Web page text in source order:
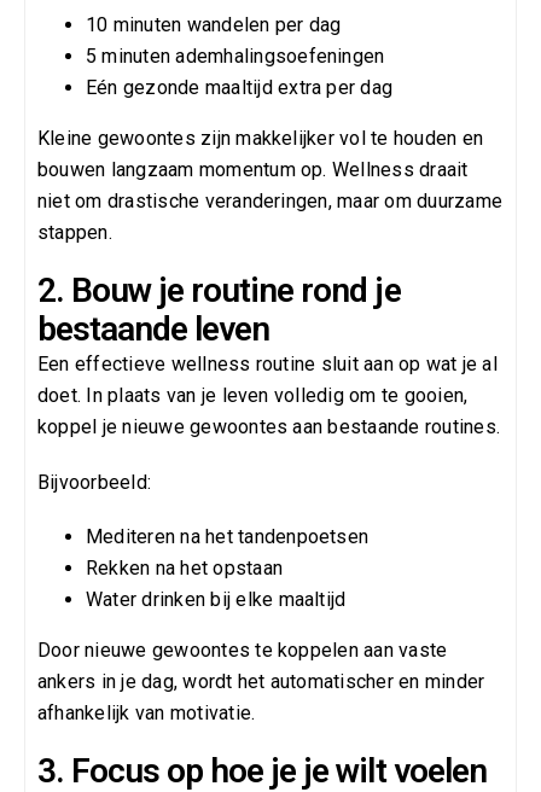
10 minuten wandelen per dag
5 minuten ademhalingsoefeningen
Eén gezonde maaltijd extra per dag
Kleine gewoontes zijn makkelijker vol te houden en
bouwen langzaam momentum op. Wellness draait
niet om drastische veranderingen, maar om duurzame
stappen.
2. Bouw je routine rond je
bestaande leven
Een effectieve wellness routine sluit aan op wat je al
doet. In plaats van je leven volledig om te gooien,
koppel je nieuwe gewoontes aan bestaande routines.
Bijvoorbeeld:
Mediteren na het tandenpoetsen
Rekken na het opstaan
Water drinken bij elke maaltijd
Door nieuwe gewoontes te koppelen aan vaste
ankers in je dag, wordt het automatischer en minder
afhankelijk van motivatie.
3. Focus op hoe je je wilt voelen